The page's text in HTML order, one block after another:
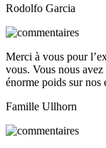
Rodolfo Garcia
Merci à vous pour
vous. Vous nous avez
énorme poids sur nos
Famille Ullhorn